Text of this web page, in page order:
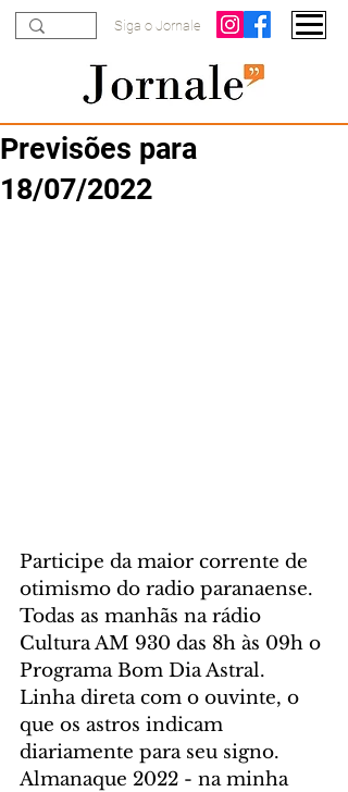
Siga o Jornale
Previsões para
18/07/2022
Participe da maior corrente de
otimismo do radio paranaense.
Todas as manhãs na rádio
Cultura AM 930 das 8h às 09h o
Programa Bom Dia Astral.
Linha direta com o ouvinte, o
que os astros indicam
diariamente para seu signo.
Almanaque 2022 - na minha